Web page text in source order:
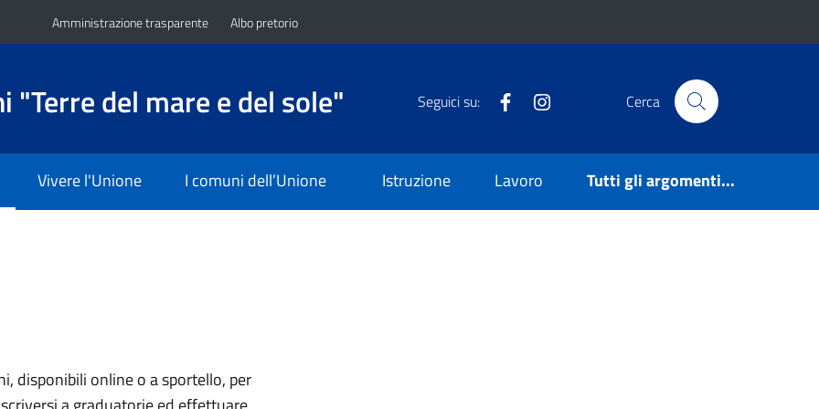
Amministrazione trasparente Albo pretorio
"Terre del mare e del sole" Seguici su: Facebook Cerca
Vivere l'Unione I comuni dell’Unione Istruzione Lavoro Tutti gli argomenti...
disponibili online o a sportello, per